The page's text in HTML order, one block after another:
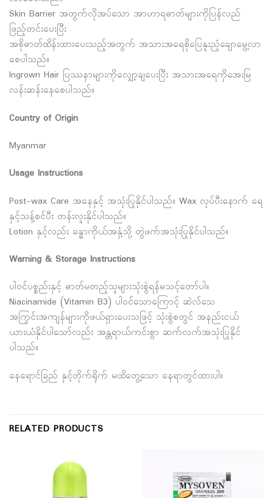
Skin Barrier အတွက်လိုအပ်သော အာဟာရဓာတ်များကိုပြန်လည်
ဖြည့်တင်းပေးပြီး
အစိုဓာတ်ထိန်းထားပေးသည့်အတွက် အသားအရေစိုပြေနူးညံ့ချောမွေ့လာ
စေပါသည်။
Ingrown Hair ပြဿနာများကိုလျှော့ချပေးပြီး အသားအရေကိုအေးမြ
လန်းဆန်းနေစေပါသည်။
Country of Origin
Myanmar
Usage Instructions
Post-wax Care အ‌နေနှင့် အသုံးပြုနိုင်ပါသည်။ Wax လုပ်ပီးနောက် ရေ
နှင့်သန့်စင်ပီး တန်းလူးနိုင်ပါသည်။
Lotion နှင့်လည်း ခန္ဓာကိုယ်အနှံ့သို့ တွဲဖက်အသုံးပြုနိုင်ပါသည်။
Warning & Storage Instructions
ပါ၀င်ပစ္စည်းနှင့် ဓာတ်မတည့်သူများသုံးစွဲရန်မသင့်တော်ပါ။
Niacinamide (Vitamin B3) ပါ၀င်သောကြောင့် ဆဲလ်သေ
အကြွင်းအကျန်များကိုဖယ်ရှားပေးသဖြင့် သုံးစွဲစတွင် အနည်းငယ်
ယားယံနိုင်ပါ‌သော်လည်း အန္တရာယ်ကင်းစွာ ဆက်လက်အသုံးပြုနိုင်
ပါသည်။
နေရောင်ခြည် နှင့်တိုက်ရိုက် မထိတွေ့သော နေရာတွင်ထားပါ။
RELATED PRODUCTS